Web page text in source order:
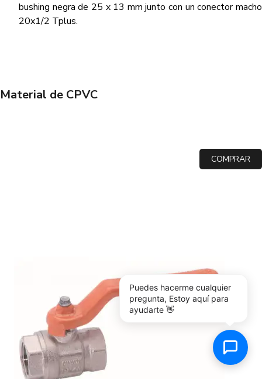
bushing negra de 25 x 13 mm junto con un conector macho
20x1/2 Tplus.
Material de CPVC
COMPRAR